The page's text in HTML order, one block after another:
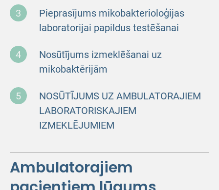
Pieprasījums mikobakterioloģijas
laboratorijai papildus testēšanai
Nosūtījums izmeklēšanai uz
mikobaktērijām
NOSŪTĪJUMS UZ AMBULATORAJIEM
LABORATORISKAJIEM
IZMEKLĒJUMIEM
Ambulatorajiem